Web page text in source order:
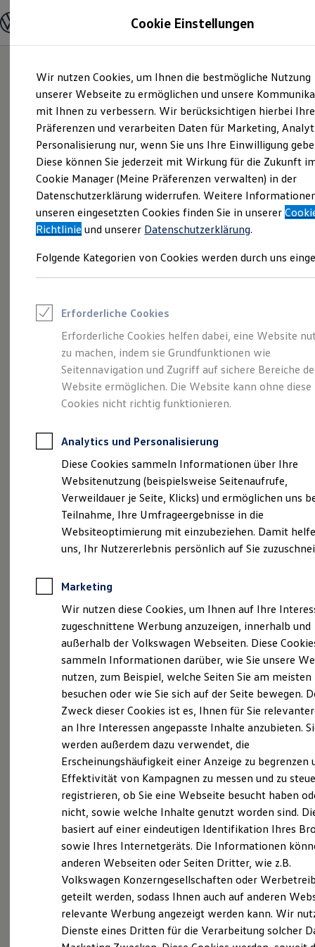
Hauptinhalt
springen
Footer
springen
Modelle und Konfigurator
Modelle vergleichen
Elektroautos
ENERGY Sondermodelle
Nutzfahrzeuge
SUV und CUV
Familienautos
Kombis
Kompaktwagen
Sportwagen
Schnell verfügbare Fahrzeuge
Angebote und Produkte
Aktuelle Angebote
E-Auto-Förderung
Volkswagen Marktplatz
Junge Gebrauchtwagen und Gebrauchtwagen
Saisonangebote
Leasing
Leasing-Angebote
Gebrauchtwagen Leasing
Junge Gebrauchtwagen-Leasing
Elektroauto Leasing
Kleinwagen-Leasing
Leasing ohne Anzahlung
Autokredit mit Schlussrate
Versicherungen und Garantien
Kfz-Versicherung
Restschuldversicherungen
Garantien
Wartungsverträge
Geschäftskunden
Professional Class bei Volkswagen
Großkunden
Behörden
Anpfiff zum Gewinn
Elektroautos
ID. Tutorials
Elektrofahrzeugkonzepte
Reichweite
Reichweite der ID. Modelle
Reichweite im Winter
Laden
Laden unterwegs
Laden Zuhause
Ladezeitensimulator
Batterie
Sicherheit
Garantie und Lebensdauer
Nachhaltigkeit
Technologie
Kosten und Kauf
Verbrauchskosten
Kaufoptionen
E-Auto-Förderung
Software und Konnektivität
Die ID. Software 6
ID. Software Versionen und Updates
Digitale Extras
Schnittstellen zu Ihrem ID.
Die ENERGY
Sondermodelle
Impressum & Rechtliches
Probefahrt vereinbaren
Fahrzeugangebot anfordern
Servicetermin buchen
Serviceanfrage stellen
Cookie Einstellungen
Wir nutzen Cookies, um Ihnen die bestmögliche Nutzung
unserer Webseite zu ermöglichen und unsere
mit Ihnen zu verbessern. Wir berücksichtigen hierbei Ihre
Präferenzen und verarbeiten Daten für Marketing,
Personalisierung nur, wenn Sie uns Ihre Einwilligung
Diese können Sie jederzeit mit Wirkung für die Zukunft
Cookie Manager (Meine Präferenzen verwalten) in der
Datenschutzerklärung widerrufen. Weitere
unseren eingesetzten Cookies finden Sie in unserer
Richtlinie und unserer Datenschutzerklärung.
Folgende Kategorien von Cookies werden durch uns
Erforderliche Cookies
Erforderliche Cookies helfen dabei, eine Website
zu machen, indem sie Grundfunktionen wie
Seitennavigation und Zugriff auf sichere Bereiche
Website ermöglichen. Die Website kann ohne diese
Cookies nicht richtig funktionieren.
Analytics und Personalisierung
Diese Cookies sammeln Informationen über Ihre
Websitenutzung (beispielsweise Seitenaufrufe,
Verweildauer je Seite, Klicks) und ermöglichen uns
Teilnahme, Ihre Umfrageergebnisse in die
Websiteoptimierung mit einzubeziehen. Damit
uns, Ihr Nutzererlebnis persönlich auf Sie
Marketing
Wir nutzen diese Cookies, um Ihnen auf Ihre
zugeschnittene Werbung anzuzeigen, innerhalb und
außerhalb der Volkswagen Webseiten. Diese
sammeln Informationen darüber, wie Sie unsere
nutzen, zum Beispiel, welche Seiten Sie am meisten
besuchen oder wie Sie sich auf der Seite bewegen.
Zweck dieser Cookies ist es, Ihnen für Sie
an Ihre Interessen angepasste Inhalte anzubieten.
werden außerdem dazu verwendet, die
Erscheinungshäufigkeit einer Anzeige zu begrenzen
Effektivität von Kampagnen zu messen und zu
registrieren, ob Sie eine Webseite besucht haben
nicht, sowie welche Inhalte genutzt worden sind.
basiert auf einer eindeutigen Identifikation Ihres
sowie Ihres Internetgeräts. Die Informationen
anderen Webseiten oder Seiten Dritter, wie z.B.
Volkswagen Konzerngesellschaften oder
geteilt werden, sodass Ihnen auch auf anderen
relevante Werbung angezeigt werden kann. Wir
Dienste eines Dritten für die Verarbeitung solcher